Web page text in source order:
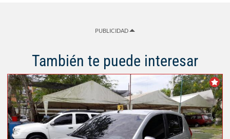
PUBLICIDAD
También te puede interesar